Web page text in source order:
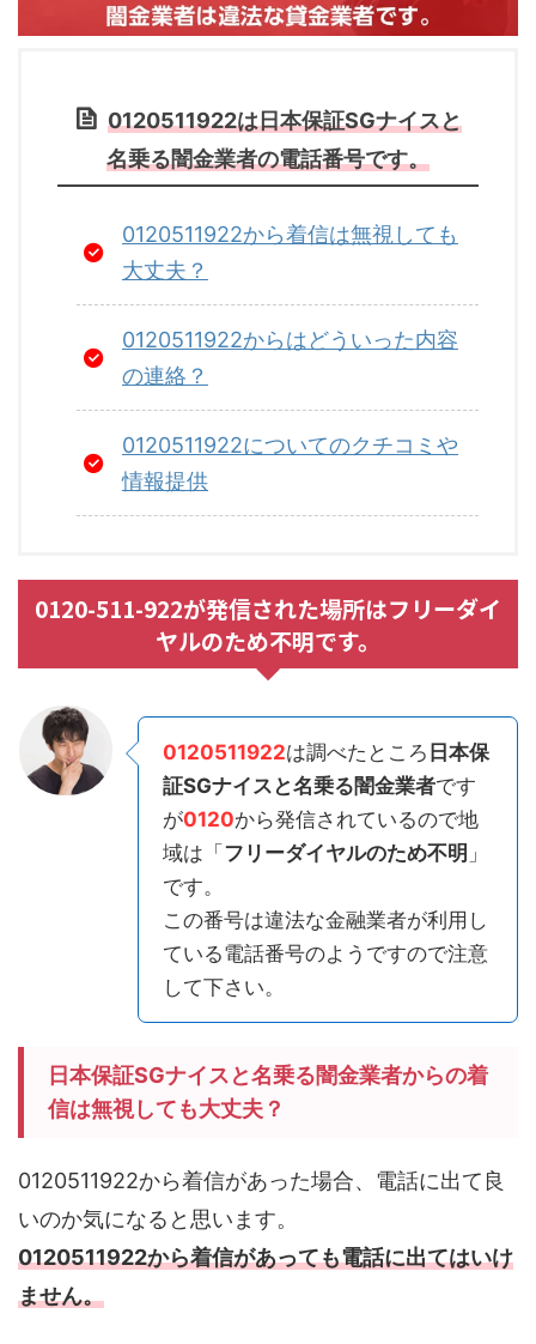
0120511922は日本保証SGナイスと
名乗る闇金業者の電話番号です。
0120511922から着信は無視しても
大丈夫？
0120511922からはどういった内容
の連絡？
0120511922についてのクチコミや
情報提供
0120-511-922が発信された場所はフリーダイ
ヤルのため不明です。
0120511922は調べたところ 日本保
証SGナイスと名乗る闇金業者です
が0120から発信されているので地
域は「 フリーダイヤルのため不明 」
です。
この番号は違法な金融業者が利用し
ている電話番号のようですので注意
して下さい。
日本保証SGナイスと名乗る闇金業者からの着
信は無視しても大丈夫？
0120511922から着信があった場合、電話に出て良
いのか気になると思います。
0120511922から着信があっても電話に出てはいけ
ません。